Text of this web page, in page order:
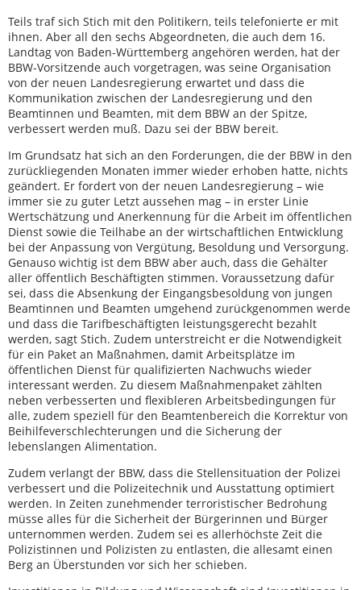
Teils traf sich Stich mit den Politikern, teils telefonierte er mit
ihnen. Aber all den sechs Abgeordneten, die auch dem 16.
Landtag von Baden-Württemberg angehören werden, hat der
BBW-Vorsitzende auch vorgetragen, was seine Organisation
von der neuen Landesregierung erwartet und dass die
Kommunikation zwischen der Landesregierung und den
Beamtinnen und Beamten, mit dem BBW an der Spitze,
verbessert werden muß. Dazu sei der BBW bereit.
Im Grundsatz hat sich an den Forderungen, die der BBW in den
zurückliegenden Monaten immer wieder erhoben hatte, nichts
geändert. Er fordert von der neuen Landesregierung – wie
immer sie zu guter Letzt aussehen mag – in erster Linie
Wertschätzung und Anerkennung für die Arbeit im öffentlichen
Dienst sowie die Teilhabe an der wirtschaftlichen Entwicklung
bei der Anpassung von Vergütung, Besoldung und Versorgung.
Genauso wichtig ist dem BBW aber auch, dass die Gehälter
aller öffentlich Beschäftigten stimmen. Voraussetzung dafür
sei, dass die Absenkung der Eingangsbesoldung von jungen
Beamtinnen und Beamten umgehend zurückgenommen werde
und dass die Tarifbeschäftigten leistungsgerecht bezahlt
werden, sagt Stich. Zudem unterstreicht er die Notwendigkeit
für ein Paket an Maßnahmen, damit Arbeitsplätze im
öffentlichen Dienst für qualifizierten Nachwuchs wieder
interessant werden. Zu diesem Maßnahmenpaket zählten
neben verbesserten und flexibleren Arbeitsbedingungen für
alle, zudem speziell für den Beamtenbereich die Korrektur von
Beihilfeverschlechterungen und die Sicherung der
lebenslangen Alimentation.
Zudem verlangt der BBW, dass die Stellensituation der Polizei
verbessert und die Polizeitechnik und Ausstattung optimiert
werden. In Zeiten zunehmender terroristischer Bedrohung
müsse alles für die Sicherheit der Bürgerinnen und Bürger
unternommen werden. Zudem sei es allerhöchste Zeit die
Polizistinnen und Polizisten zu entlasten, die allesamt einen
Berg an Überstunden vor sich her schieben.